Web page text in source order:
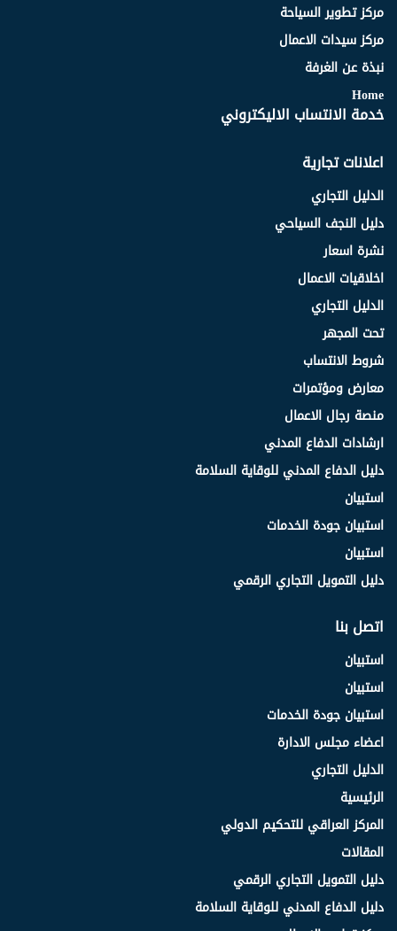
مركز تطوير السياحة
مركز سيدات الاعمال
نبذة عن الغرفة
Home
خدمة الانتساب الاليكتروني
اعلانات تجارية
الدليل التجاري
دليل النجف السياحي
نشرة اسعار
اخلاقيات الاعمال
الدليل التجاري
تحت المجهر
شروط الانتساب
معارض ومؤتمرات
منصة رجال الاعمال
ارشادات الدفاع المدني
دليل الدفاع المدني للوقاية السلامة
استبيان
استبيان جودة الخدمات
استبيان
دليل التمويل التجاري الرقمي
اتصل بنا
استبيان
استبيان
استبيان جودة الخدمات
اعضاء مجلس الادارة
الدليل التجاري
الرئيسية
المركز العراقي للتحكيم الدولي
المقالات
دليل التمويل التجاري الرقمي
دليل الدفاع المدني للوقاية السلامة